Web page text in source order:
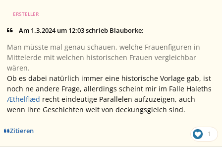
ERSTELLER
Am 1.3.2024 um 12:03 schrieb Blauborke:
Man müsste mal genau schauen, welche Frauenfiguren in
Mittelerde mit welchen historischen Frauen vergleichbar
wären.
Ob es dabei natürlich immer eine historische Vorlage gab, ist
noch ne andere Frage, allerdings scheint mir im Falle Haleths
Æthelflæd recht eindeutige Parallelen aufzuzeigen, auch
wenn ihre Geschichten weit von deckungsgleich sind.
Zitieren 1